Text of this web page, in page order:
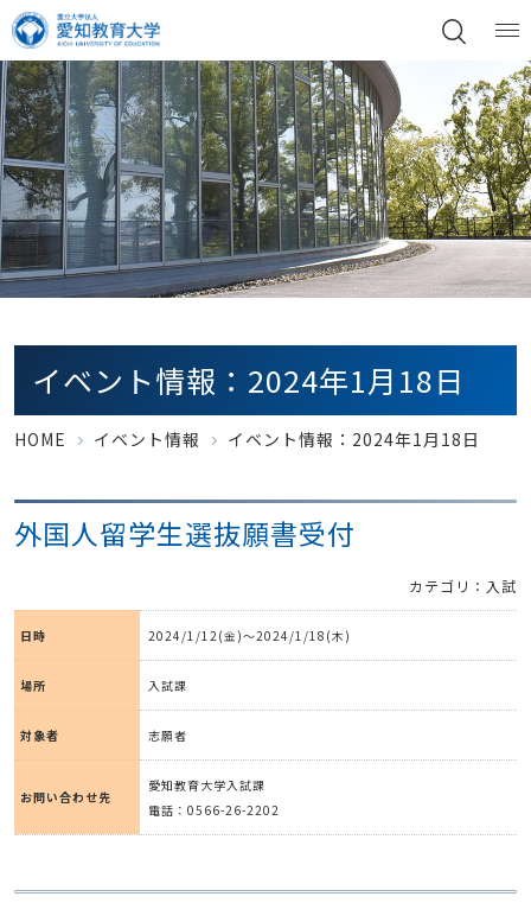
イベント情報：2024年1月18日
HOME イベント情報 イベント情報：2024年1月18日
外国人留学生選抜願書受付
カテゴリ：入試
日時 2024/1/12(金)～2024/1/18(木)
場所 入試課
対象者 志願者
お問い合わせ先
愛知教育大学入試課
電話：0566-26-2202